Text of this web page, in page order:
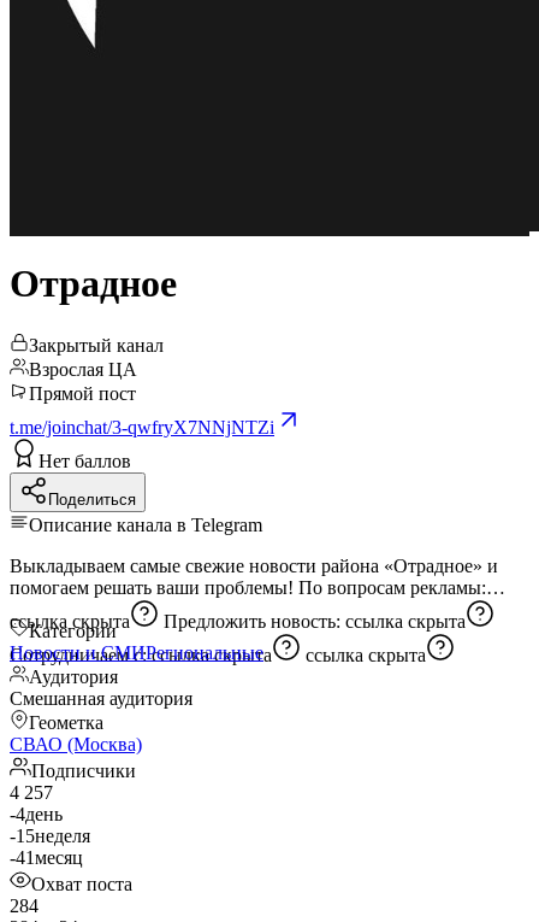
Отрадное
Закрытый канал
Взрослая ЦА
Прямой пост
t.me/joinchat/3-qwfryX7NNjNTZi
Нет баллов
Поделиться
Описание канала в Telegram
Выкладываем самые свежие новости района «Отрадное» и
помогаем решать ваши проблемы! По вопросам рекламы:
ссылка скрыта
Предложить новость: ссылка скрыта
Сотрудничаем с:ссылка скрыта ссылка скрыта
Категории
Новости и СМИРегиональные
Аудитория
Смешанная аудитория
Геометка
СВАО (Москва)
Подписчики
4 257
-4день
-15неделя
-41месяц
Охват поста
284